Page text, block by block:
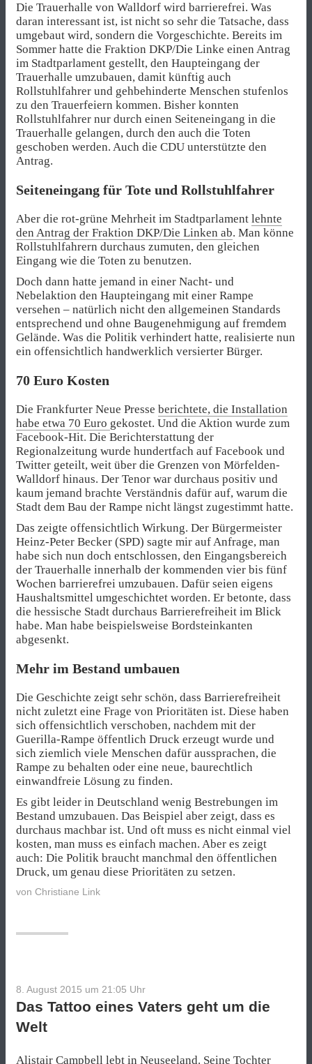
Die Trauerhalle von Walldorf wird barrierefrei. Was
daran interessant ist, ist nicht so sehr die Tatsache, dass
umgebaut wird, sondern die Vorgeschichte. Bereits im
Sommer hatte die Fraktion DKP/Die Linke einen Antrag
im Stadtparlament gestellt, den Haupteingang der
Trauerhalle umzubauen, damit künftig auch
Rollstuhlfahrer und gehbehinderte Menschen stufenlos
zu den Trauerfeiern kommen. Bisher konnten
Rollstuhlfahrer nur durch einen Seiteneingang in die
Trauerhalle gelangen, durch den auch die Toten
geschoben werden. Auch die CDU unterstützte den
Antrag.
Seiteneingang für Tote und Rollstuhlfahrer
Aber die rot-grüne Mehrheit im Stadtparlament lehnte
den Antrag der Fraktion DKP/Die Linken ab. Man könne
Rollstuhlfahrern durchaus zumuten, den gleichen
Eingang wie die Toten zu benutzen.
Doch dann hatte jemand in einer Nacht- und
Nebelaktion den Haupteingang mit einer Rampe
versehen – natürlich nicht den allgemeinen Standards
entsprechend und ohne Baugenehmigung auf fremdem
Gelände. Was die Politik verhindert hatte, realisierte nun
ein offensichtlich handwerklich versierter Bürger.
70 Euro Kosten
Die Frankfurter Neue Presse berichtete, die Installation
habe etwa 70 Euro gekostet. Und die Aktion wurde zum
Facebook-Hit. Die Berichterstattung der
Regionalzeitung wurde hundertfach auf Facebook und
Twitter geteilt, weit über die Grenzen von Mörfelden-
Walldorf hinaus. Der Tenor war durchaus positiv und
kaum jemand brachte Verständnis dafür auf, warum die
Stadt dem Bau der Rampe nicht längst zugestimmt hatte.
Das zeigte offensichtlich Wirkung. Der Bürgermeister
Heinz-Peter Becker (SPD) sagte mir auf Anfrage, man
habe sich nun doch entschlossen, den Eingangsbereich
der Trauerhalle innerhalb der kommenden vier bis fünf
Wochen barrierefrei umzubauen. Dafür seien eigens
Haushaltsmittel umgeschichtet worden. Er betonte, dass
die hessische Stadt durchaus Barrierefreiheit im Blick
habe. Man habe beispielsweise Bordsteinkanten
abgesenkt.
Mehr im Bestand umbauen
Die Geschichte zeigt sehr schön, dass Barrierefreiheit
nicht zuletzt eine Frage von Prioritäten ist. Diese haben
sich offensichtlich verschoben, nachdem mit der
Guerilla-Rampe öffentlich Druck erzeugt wurde und
sich ziemlich viele Menschen dafür aussprachen, die
Rampe zu behalten oder eine neue, baurechtlich
einwandfreie Lösung zu finden.
Es gibt leider in Deutschland wenig Bestrebungen im
Bestand umzubauen. Das Beispiel aber zeigt, dass es
durchaus machbar ist. Und oft muss es nicht einmal viel
kosten, man muss es einfach machen. Aber es zeigt
auch: Die Politik braucht manchmal den öffentlichen
Druck, um genau diese Prioritäten zu setzen.
von Christiane Link
8. August 2015 um 21:05 Uhr
Das Tattoo eines Vaters geht um die
Welt
Alistair Campbell lebt in Neuseeland. Seine Tochter